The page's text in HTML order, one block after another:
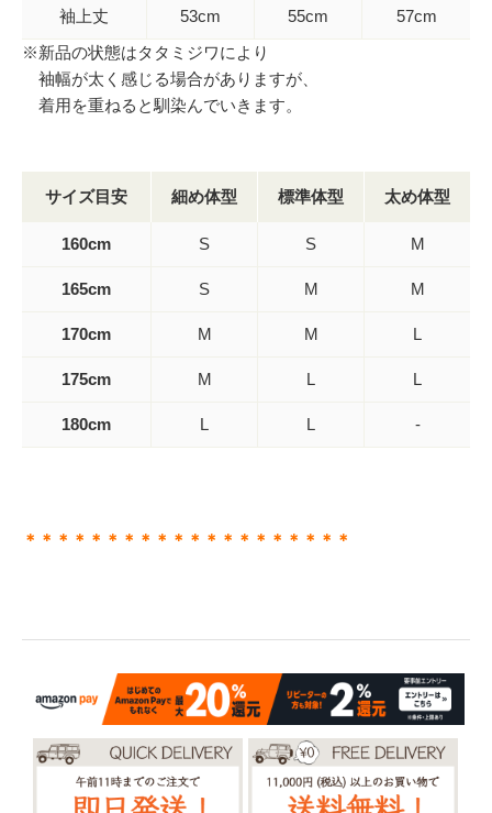
袖上丈 53cm 55cm
57cm
※新品の状態はタタミジワにより
袖幅が太く感じる場合がありますが、
着用を重ねると馴染んでいきます。
サイズ目安 細め体型 標準体型 太め体型
160cm S S M
165cm S M M
170cm M M L
175cm M L L
180cm L L -
＊＊＊＊＊＊＊＊＊＊＊＊＊＊＊＊＊＊＊＊